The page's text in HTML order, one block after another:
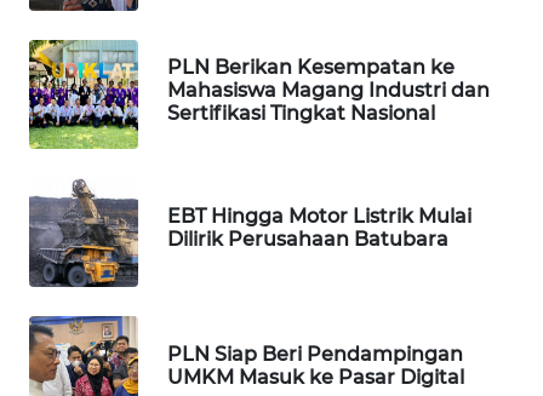
PLN Berikan Kesempatan ke
Mahasiswa Magang Industri dan
Sertifikasi Tingkat Nasional
EBT Hingga Motor Listrik Mulai
Dilirik Perusahaan Batubara
PLN Siap Beri Pendampingan
UMKM Masuk ke Pasar Digital
SIDIKALANG
NEWS
SIBARAGAS
NEWS
METRO
SIANTAR
NEWS
METRO
MEDAN
NEWS